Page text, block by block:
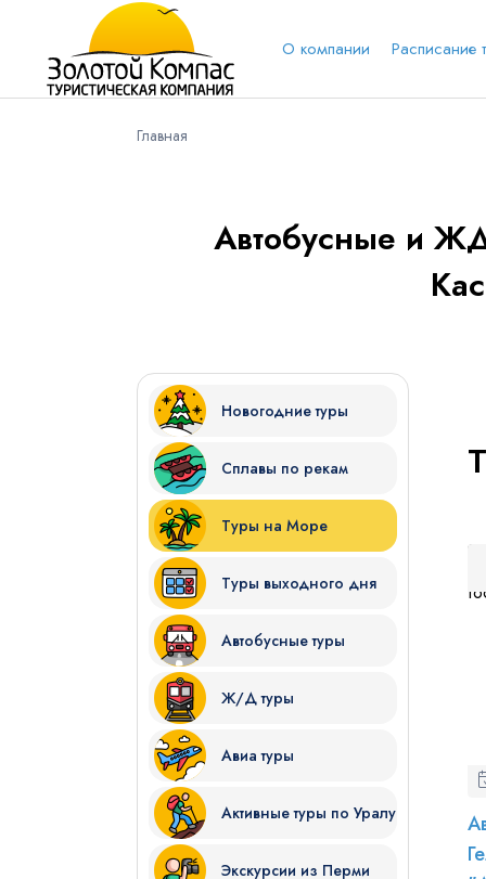
О компании Расписание
Главная
Автобусные и
Новогодние туры
Сплавы по рекам
Туры на Море
Туры выходного дня
Автобусные туры
Ж/Д туры
Авиа туры
Активные туры по Уралу
Экскурсии из Перми
Куда бы Вы хотели отправиться?